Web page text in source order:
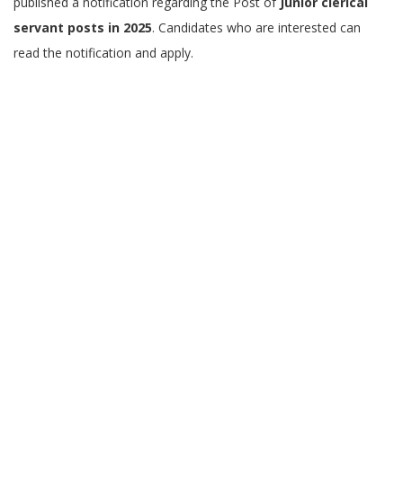
servant posts in 2025. Candidates who are interested can
read the notification and apply.